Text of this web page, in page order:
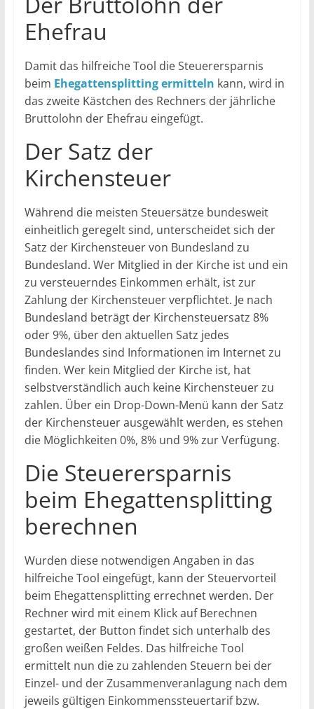
Ehefrau
Damit das hilfreiche Tool die Steuerersparnis
beim Ehegattensplitting ermitteln kann, wird in
das zweite Kästchen des Rechners der jährliche
Bruttolohn der Ehefrau eingefügt.
Der Satz der
Kirchensteuer
Während die meisten Steuersätze bundesweit
einheitlich geregelt sind, unterscheidet sich der
Satz der Kirchensteuer von Bundesland zu
Bundesland. Wer Mitglied in der Kirche ist und ein
zu versteuerndes Einkommen erhält, ist zur
Zahlung der Kirchensteuer verpflichtet. Je nach
Bundesland beträgt der Kirchensteuersatz 8%
oder 9%, über den aktuellen Satz jedes
Bundeslandes sind Informationen im Internet zu
finden. Wer kein Mitglied der Kirche ist, hat
selbstverständlich auch keine Kirchensteuer zu
zahlen. Über ein Drop-Down-Menü kann der Satz
der Kirchensteuer ausgewählt werden, es stehen
die Möglichkeiten 0%, 8% und 9% zur Verfügung.
Die Steuerersparnis
beim Ehegattensplitting
berechnen
Wurden diese notwendigen Angaben in das
hilfreiche Tool eingefügt, kann der Steuervorteil
beim Ehegattensplitting errechnet werden. Der
Rechner wird mit einem Klick auf Berechnen
gestartet, der Button findet sich unterhalb des
großen weißen Feldes. Das hilfreiche Tool
ermittelt nun die zu zahlenden Steuern bei der
Einzel- und der Zusammenveranlagung nach dem
jeweils gültigen Einkommenssteuertarif bzw.